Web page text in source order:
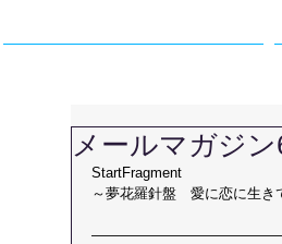
メールマガジ
StartFragment
～夢花羅針盤　愛に恋に生き